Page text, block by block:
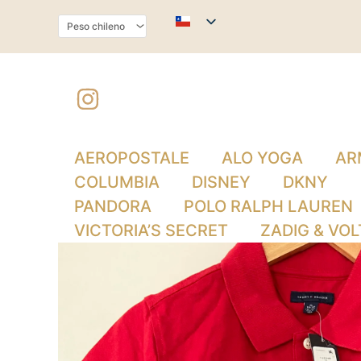
AEROPOSTALE ALO YOGA
COLUMBIA
DISNEY DKNY
PANDORA
POLO RALPH LAUREN
VICTORIA’S SECRET
ZADIG &